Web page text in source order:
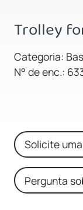
Trolley
Categoria:
N° de enc.:
Solicite
Pergunta